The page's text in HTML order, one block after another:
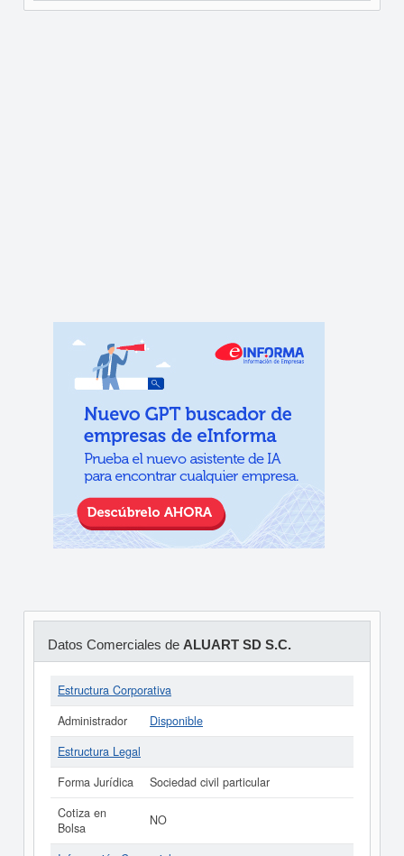
Datos Comerciales de ALUART SD S.C.
Estructura Corporativa
Administrador
Disponible
Estructura Legal
Forma Jurídica
Sociedad civil particular
Cotiza en
Bolsa
NO